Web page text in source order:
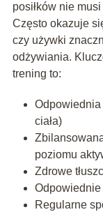
posiłków nie
Często okazuje
czy używki
odżywiania.
trening to:
Odpowiednia
ciała)
poziomu
Zdrowe
Regularne